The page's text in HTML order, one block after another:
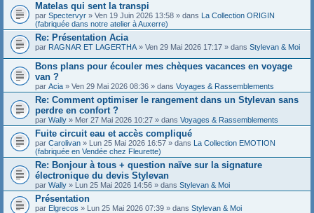
Matelas qui sent la transpi
par Spectervyr » Ven 19 Juin 2026 13:58 » dans La Collection ORIGIN
(fabriquée dans notre atelier à Auxerre)
Re: Présentation Acia
par RAGNAR ET LAGERTHA » Ven 29 Mai 2026 17:17 » dans Stylevan & Moi
Bons plans pour écouler mes chèques vacances en voyage
van ?
par Acia » Ven 29 Mai 2026 08:36 » dans Voyages & Rassemblements
Re: Comment optimiser le rangement dans un Stylevan sans
perdre en confort ?
par Wally » Mer 27 Mai 2026 10:27 » dans Voyages & Rassemblements
Fuite circuit eau et accès compliqué
par Carolivan » Lun 25 Mai 2026 16:57 » dans La Collection EMOTION
(fabriquée en Vendée chez Fleurette)
Re: Bonjour à tous + question naïve sur la signature
électronique du devis Stylevan
par Wally » Lun 25 Mai 2026 14:56 » dans Stylevan & Moi
Présentation
par Elgrecos » Lun 25 Mai 2026 07:39 » dans Stylevan & Moi